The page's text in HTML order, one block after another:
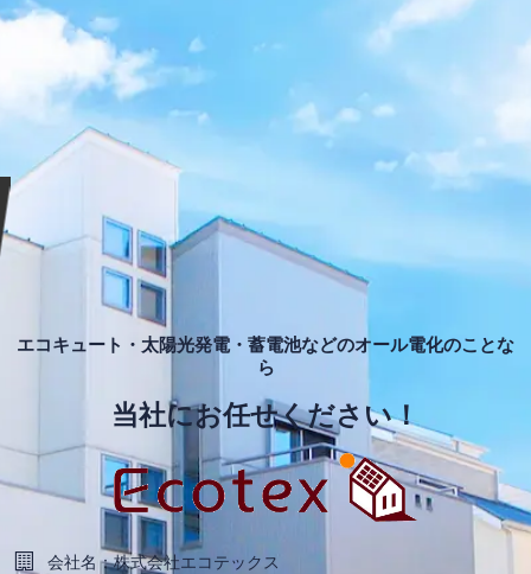
エコキュート・太陽光発電・蓄電池などのオール電化のことな
ら
当社にお任せください！
会社名：株式会社エコテックス